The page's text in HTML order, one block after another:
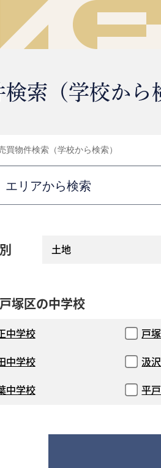
索（学校から
買物件検索（学校から検索）
エリアから検索
土地
塚区の中学校
中学校 戸
中学校 汲
中学校 平